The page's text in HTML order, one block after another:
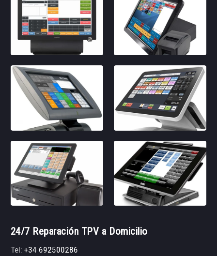
24/7 Reparación TPV a Domicilio
Tel:+34 692500286